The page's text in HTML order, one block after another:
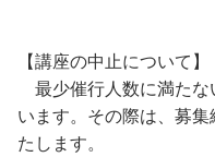
【講座の中止について】
最少催行人数に満たな
います。その際は、募
たします。